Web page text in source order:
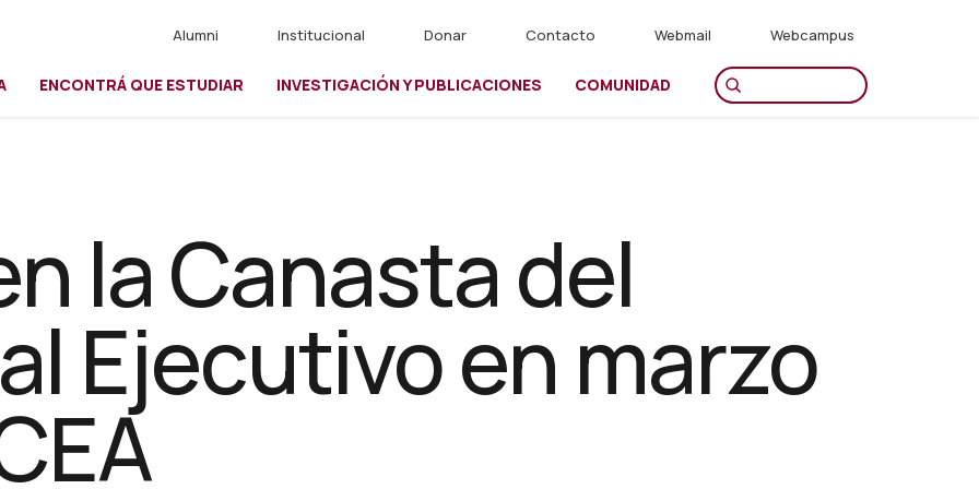
Alumni Institucional Donar Contacto Webmail Webcampus
ENCONTRÁ QUE ESTUDIAR INVESTIGACIÓN Y PUBLICACIONES COMUNIDAD
la Canasta del
Ejecutivo en marzo